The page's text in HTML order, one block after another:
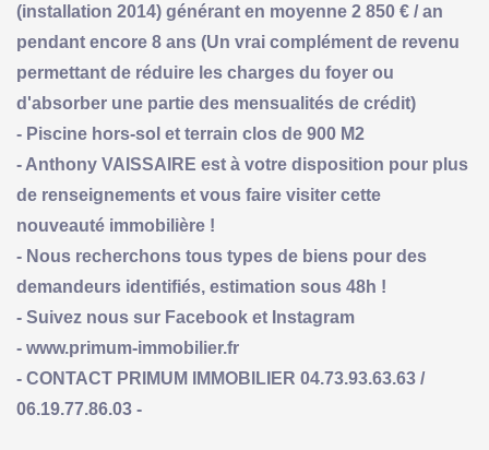
(installation 2014) générant en moyenne 2 850 € / an
pendant encore 8 ans (Un vrai complément de revenu
permettant de réduire les charges du foyer ou
d'absorber une partie des mensualités de crédit)
- Piscine hors-sol et terrain clos de 900 M2
- Anthony VAISSAIRE est à votre disposition pour plus
de renseignements et vous faire visiter cette
nouveauté immobilière !
- Nous recherchons tous types de biens pour des
demandeurs identifiés, estimation sous 48h !
- Suivez nous sur Facebook et Instagram
- www.primum-immobilier.fr
- CONTACT PRIMUM IMMOBILIER 04.73.93.63.63 /
06.19.77.86.03 -